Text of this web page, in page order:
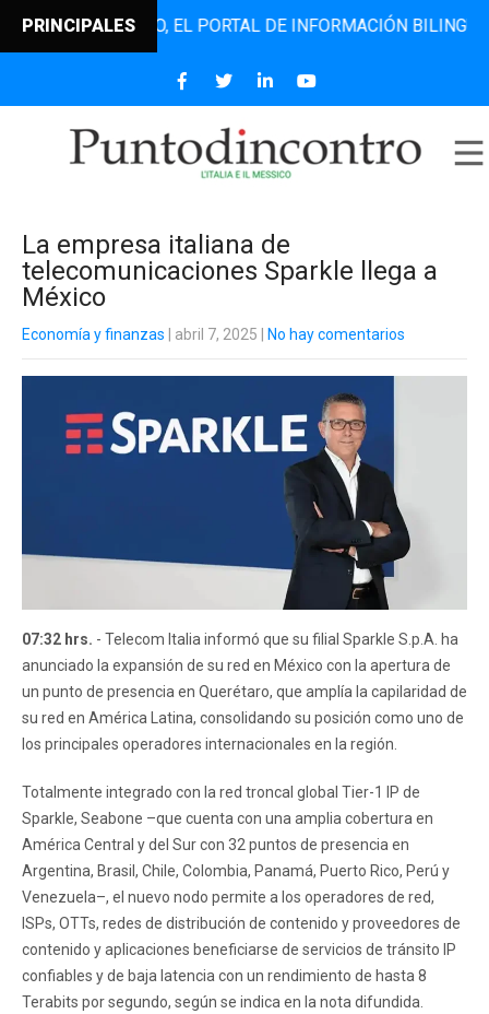
PRINCIPALESEL PORTAL DE INFORMACIÓN BILINGÜE
La empresa italiana de
telecomunicaciones Sparkle llega a
México
Economía y finanzas | abril 7, 2025 No hay comentarios
07:32 hrs. - Telecom Italia informó que su filial Sparkle S.p.A. ha
anunciado la expansión de su red en México con la apertura de
un punto de presencia en Querétaro, que amplía la capilaridad de
su red en América Latina, consolidando su posición como uno de
los principales operadores internacionales en la región.
Totalmente integrado con la red troncal global Tier-1 IP de
Sparkle, Seabone –que cuenta con una amplia cobertura en
América Central y del Sur con 32 puntos de presencia en
Argentina, Brasil, Chile, Colombia, Panamá, Puerto Rico, Perú y
Venezuela–, el nuevo nodo permite a los operadores de red,
ISPs, OTTs, redes de distribución de contenido y proveedores de
contenido y aplicaciones beneficiarse de servicios de tránsito IP
confiables y de baja latencia con un rendimiento de hasta 8
Terabits por segundo, según se indica en la nota difundida.